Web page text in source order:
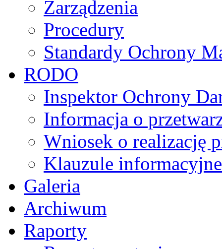
Zarządzenia
Procedury
Standardy Ochrony
RODO
Inspektor Ochrony
Informacja o
Wniosek o realizację
Klauzule informacyjne
Galeria
Archiwum
Raporty